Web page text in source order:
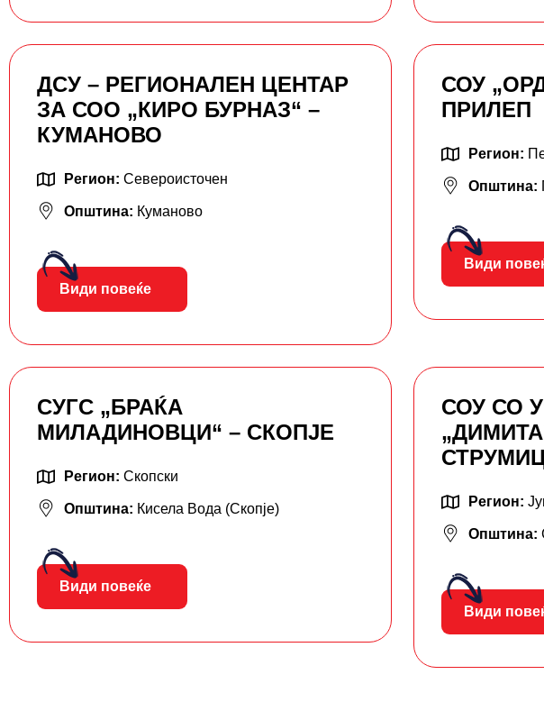
ДСУ – РЕГИОНАЛЕН ЦЕНТАР
ЗА СОО „КИРО БУРНАЗ“ –
КУМАНОВО
Регион: Североисточен
Општина: Куманово
Види повеќе
СОУ
ПРИЛЕП
Регион:
Општина:
Види
СУГС „БРАЌА
МИЛАДИНОВЦИ“ – СКОПЈЕ
Регион: Скопски
Општина: Кисела Вода (Скопје)
Види повеќе
СОУ СО
Регион:
Општина:
Види